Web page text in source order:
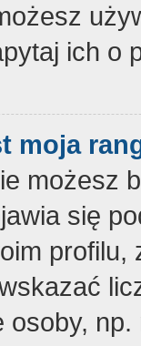
ich o
moja
możesz
się
profilu,
osoby,